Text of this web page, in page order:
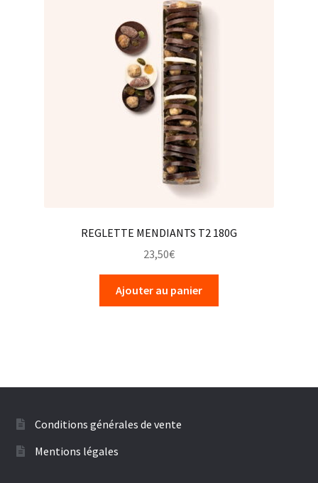
REGLETTE MENDIANTS T2 180G
23,50€
Ajouter au panier
Conditions générales de vente
Mentions légales